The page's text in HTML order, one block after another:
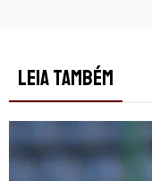
LEIA TAMBÉM